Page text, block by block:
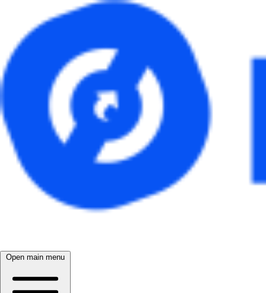
Open main menu